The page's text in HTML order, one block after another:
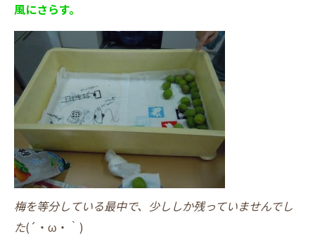
風にさらす。
梅を等分している最中で、少ししか残っていませんでし
た(´・ω・｀)